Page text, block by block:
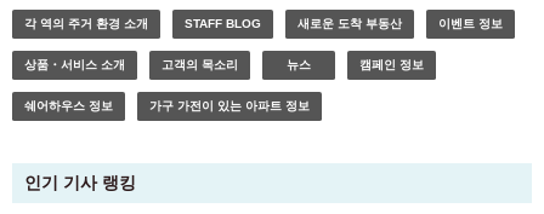
각 역의 주거 환경 소개 STAFF BLOG 새로운 도착 부동산 이벤트 정보
상품・서비스 소개 고객의 목소리 뉴스 캠페인 정보
쉐어하우스 정보 가구 가전이 있는 아파트 정보
인기 기사 랭킹